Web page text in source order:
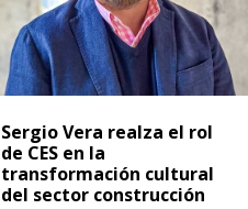
Sergio Vera realza el rol
de CES en la
transformación cultural
del sector construcción